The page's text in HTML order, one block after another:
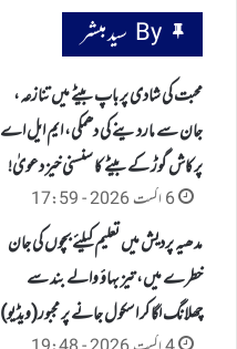
By سید مبشر
محبت کی شادی پر باپ بیٹے میں تنازعہ،
جان سے ماردینے کی دھمکی، ایم ایل اے
پرکاش گوڑ کے بیٹے کا سنسنی خیز دعویٰ!
6 اگست 2026 - 17:59
مدھیہ پردیش میں تعلیم کیلئے بچوں کی جان
خطرے میں، تیز بہاؤ والے بند سے
چھلانگ لگا کر اسکول جانے پر مجبور(ویڈیو)